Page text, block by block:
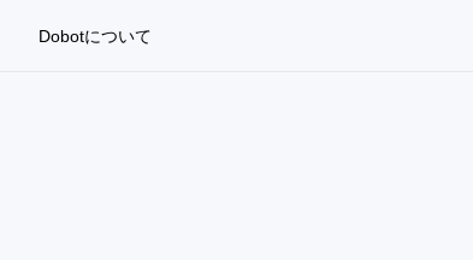
Dobotについて